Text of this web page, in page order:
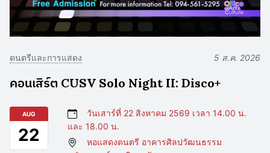
ดนตรีและการแสดง 5 ส.ค. 2026
คอนเสิร์ต CUSV Solo Night II: Disco+
AUG
22
วันเสาร์ที่ 22 สิงหาคม 2569 เวลา 14.00 น.
และ 18.00 น.
หอแสดงดนตรี อาคารศิลปวัฒนธรรม